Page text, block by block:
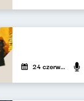
24 czerwca 2024